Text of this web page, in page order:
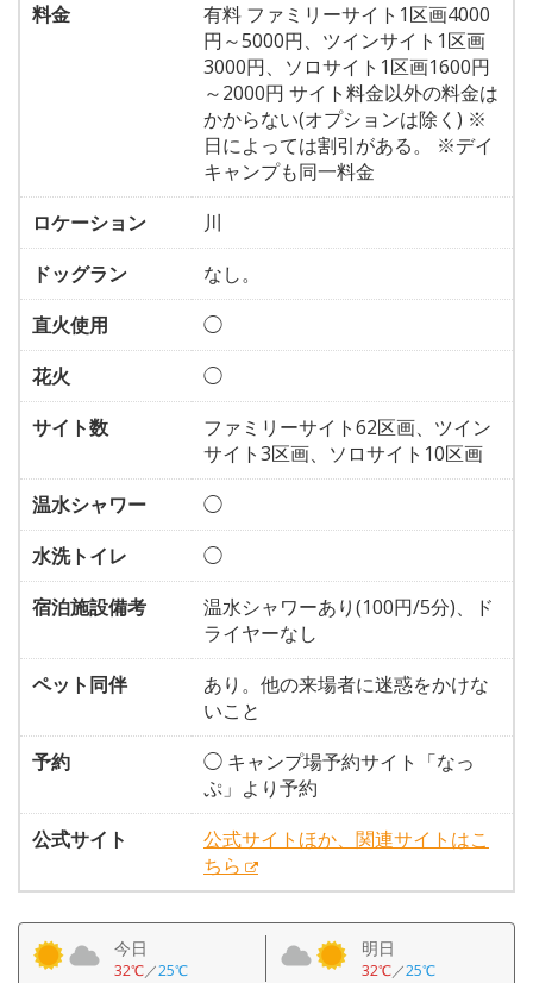
料金
有料 ファミリーサイト1区画4000
円～5000円、ツインサイト1区画
3000円、ソロサイト1区画1600円
～2000円 サイト料金以外の料金は
かからない(オプションは除く) ※
日によっては割引がある。 ※デイ
キャンプも同一料金
ロケーション
川
ドッグラン
なし。
直火使用
◯
花火
◯
サイト数
ファミリーサイト62区画、ツイン
サイト3区画、ソロサイト10区画
温水シャワー
◯
水洗トイレ
◯
宿泊施設備考
温水シャワーあり(100円/5分)、ド
ライヤーなし
ペット同伴
あり。他の来場者に迷惑をかけな
いこと
予約
◯ キャンプ場予約サイト「なっ
ぷ」より予約
公式サイト
公式サイトほか、関連サイトはこ
ちら
今日
32℃／25℃
明日
32℃／25℃